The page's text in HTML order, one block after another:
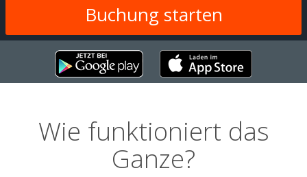
Wie funktioniert das
Ganze?